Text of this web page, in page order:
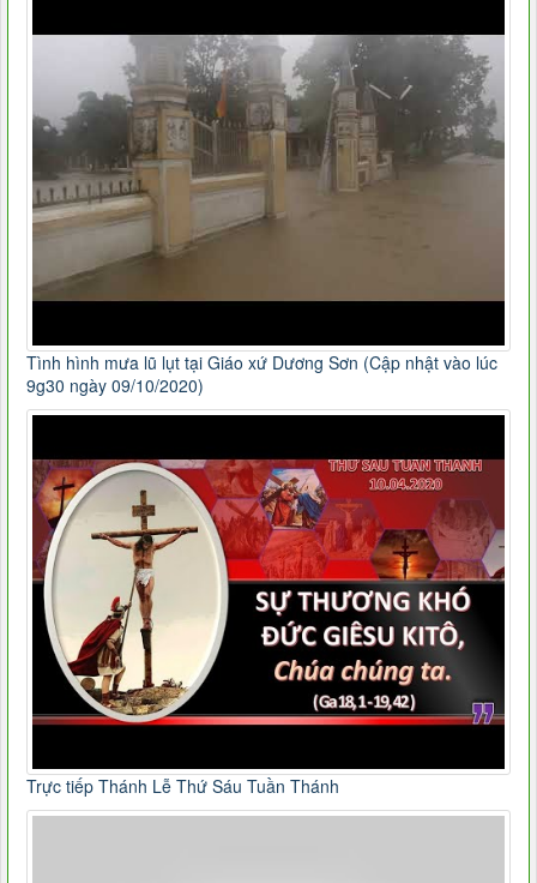
Tình hình mưa lũ lụt tại Giáo xứ Dương Sơn (Cập nhật vào lúc
9g30 ngày 09/10/2020)
Trực tiếp Thánh Lễ Thứ Sáu Tuần Thánh